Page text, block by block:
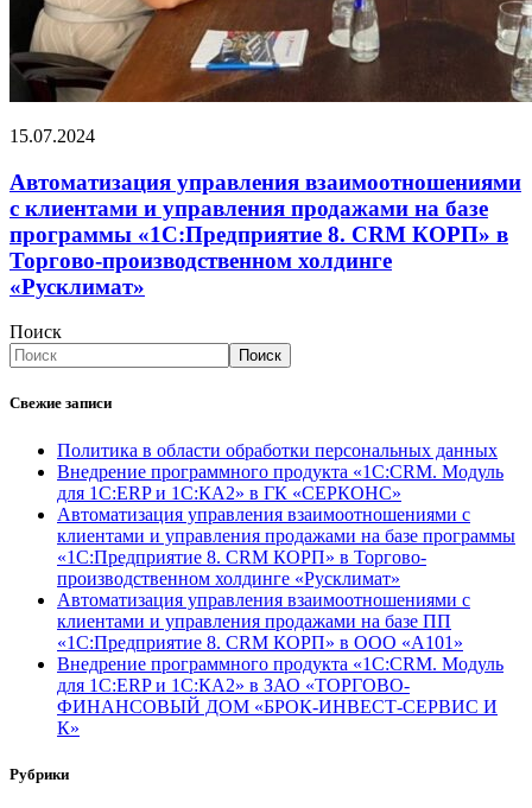
15.07.2024
Автоматизация управления взаимоотношениями
с клиентами и управления продажами на базе
программы «1С:Предприятие 8. CRM КОРП» в
Торгово-производственном холдинге
«Русклимат»
Поиск
Поиск
Свежие записи
Политика в области обработки персональных данных
Внедрение программного продукта «1С:CRM. Модуль
для 1С:ERP и 1С:КА2» в ГК «СЕРКОНС»
Автоматизация управления взаимоотношениями с
клиентами и управления продажами на базе программы
«1С:Предприятие 8. CRM КОРП» в Торгово-
производственном холдинге «Русклимат»
Автоматизация управления взаимоотношениями с
клиентами и управления продажами на базе ПП
«1С:Предприятие 8. CRM КОРП» в ООО «А101»
Внедрение программного продукта «1С:CRM. Модуль
для 1С:ERP и 1С:КА2» в ЗАО «ТОРГОВО-
ФИНАНСОВЫЙ ДОМ «БРОК-ИНВЕСТ-СЕРВИС И
К»
Рубрики